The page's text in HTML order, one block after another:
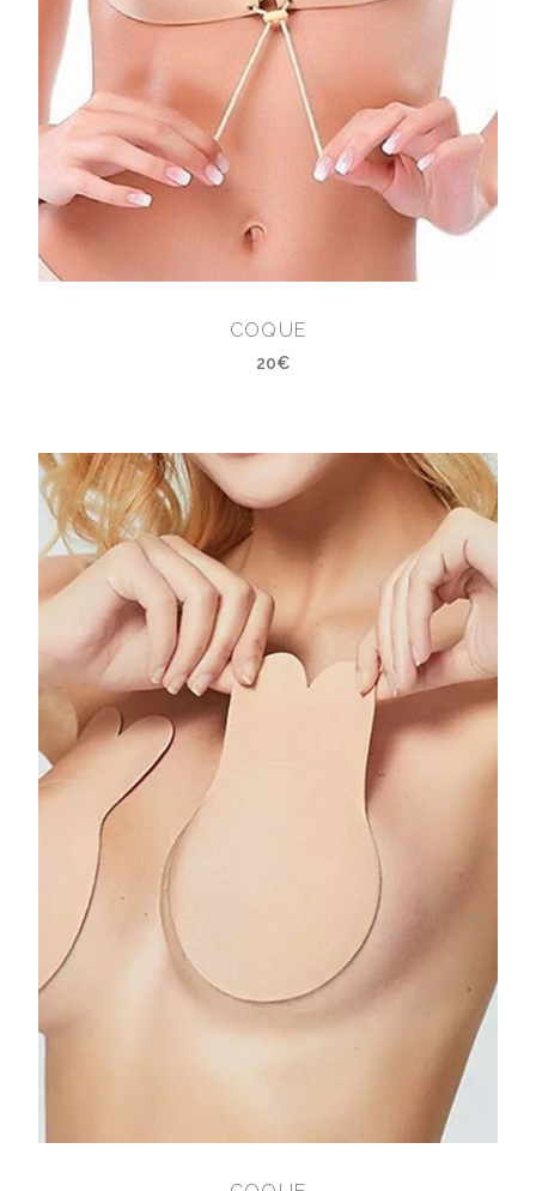
COQUE
20€